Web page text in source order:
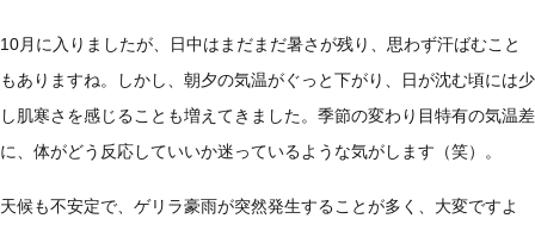
10月に入りましたが、日中はまだまだ暑さが残り、思わず汗ばむこと
もありますね。しかし、朝夕の気温がぐっと下がり、日が沈む頃には少
し肌寒さを感じることも増えてきました。季節の変わり目特有の気温差
に、体がどう反応していいか迷っているような気がします（笑）。
天候も不安定で、ゲリラ豪雨が突然発生することが多く、大変ですよ